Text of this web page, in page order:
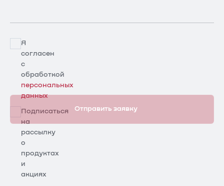
Я
согласен
с
обработкой
персональных
данных
Подписаться
на
рассылку
о
продуктах
и
акциях
Отправить заявку